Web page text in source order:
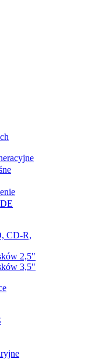
CD-R,
2,5"
3,5"